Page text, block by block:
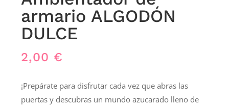
armario ALGODÓN
DULCE
2,00 €
¡Prepárate para disfrutar cada vez que abras las
puertas y descubras un mundo azucarado lleno de